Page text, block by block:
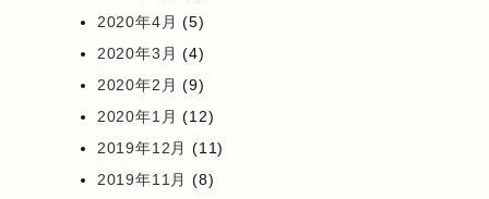
2020年4月 (5)
2020年3月 (4)
2020年2月 (9)
2020年1月 (12)
2019年12月 (11)
2019年11月 (8)